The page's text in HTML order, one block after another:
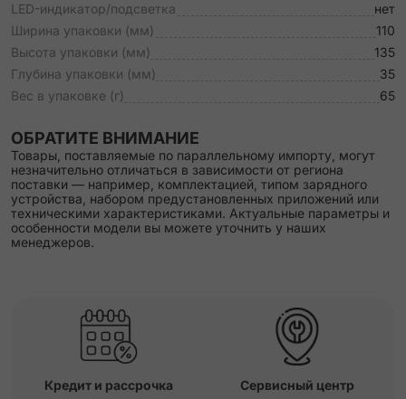
LED-индикатор/подсветка
нет
Ширина упаковки (мм)
110
Высота упаковки (мм)
135
Глубина упаковки (мм)
35
Вес в упаковке (г)
65
ОБРАТИТЕ ВНИМАНИЕ
Товары, поставляемые по параллельному импорту, могут
незначительно отличаться в зависимости от региона
поставки — например, комплектацией, типом зарядного
устройства, набором предустановленных приложений или
техническими характеристиками. Актуальные параметры и
особенности модели вы можете уточнить у наших
менеджеров.
Кредит и рассрочка Сервисный центр